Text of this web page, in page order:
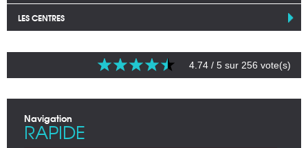
LES CENTRES
4.74 / 5 sur 256 vote(s)
Navigation
RAPIDE